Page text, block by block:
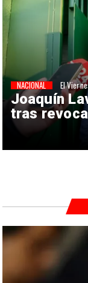
Joaquín
tras
NACIONAL El